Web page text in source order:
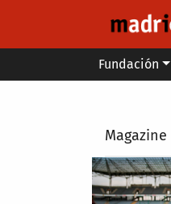
Main menu
Fundación
Magazine